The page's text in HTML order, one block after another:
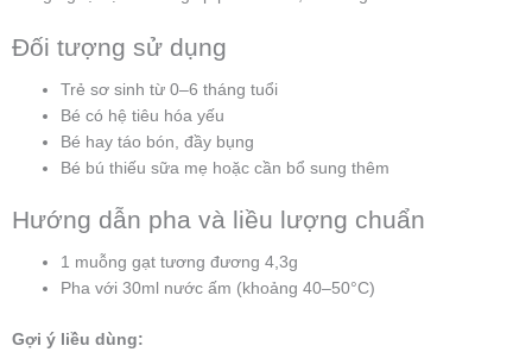
Đối tượng sử dụng
Trẻ sơ sinh từ 0–6 tháng tuổi
Bé có hệ tiêu hóa yếu
Bé hay táo bón, đầy bụng
Bé bú thiếu sữa mẹ hoặc cần bổ sung thêm
Hướng dẫn pha và liều lượng chuẩn
1 muỗng gạt tương đương 4,3g
Pha với 30ml nước ấm (khoảng 40–50°C)
Gợi ý liều dùng: